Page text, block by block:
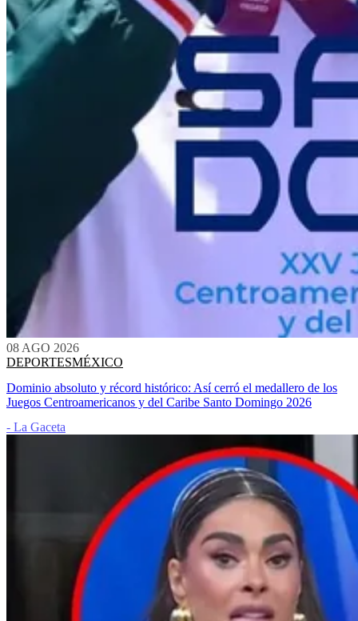
08 AGO 2026
DEPORTESMÉXICO
Dominio absoluto y récord histórico: Así cerró el medallero de los
Juegos Centroamericanos y del Caribe Santo Domingo 2026
- La Gaceta